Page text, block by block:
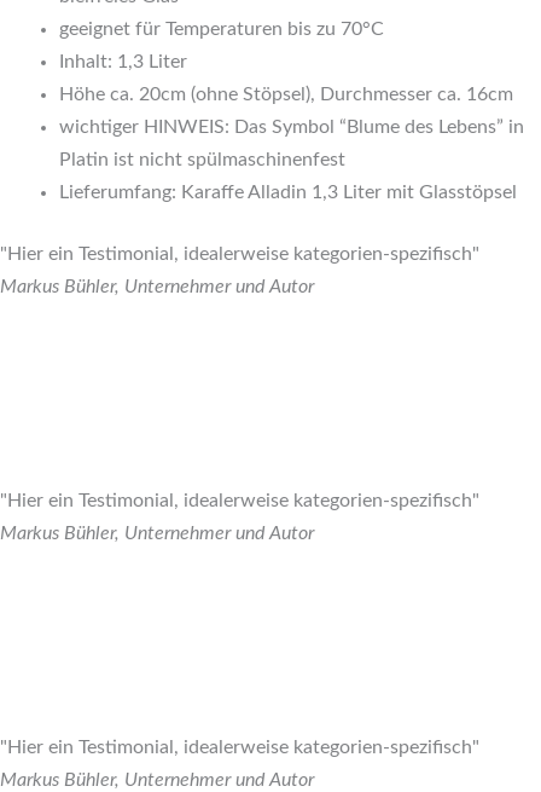
geeignet für Temperaturen bis zu 70°C
Inhalt: 1,3 Liter
Höhe ca. 20cm (ohne Stöpsel), Durchmesser ca. 16cm
wichtiger HINWEIS: Das Symbol “Blume des Lebens” in
Platin ist nicht spülmaschinenfest
Lieferumfang: Karaffe Alladin 1,3 Liter mit Glasstöpsel
"Hier ein Testimonial, idealerweise kategorien-spezifisch"
Markus Bühler, Unternehmer und Autor
"Hier ein Testimonial, idealerweise kategorien-spezifisch"
Markus Bühler, Unternehmer und Autor
"Hier ein Testimonial, idealerweise kategorien-spezifisch"
Markus Bühler, Unternehmer und Autor